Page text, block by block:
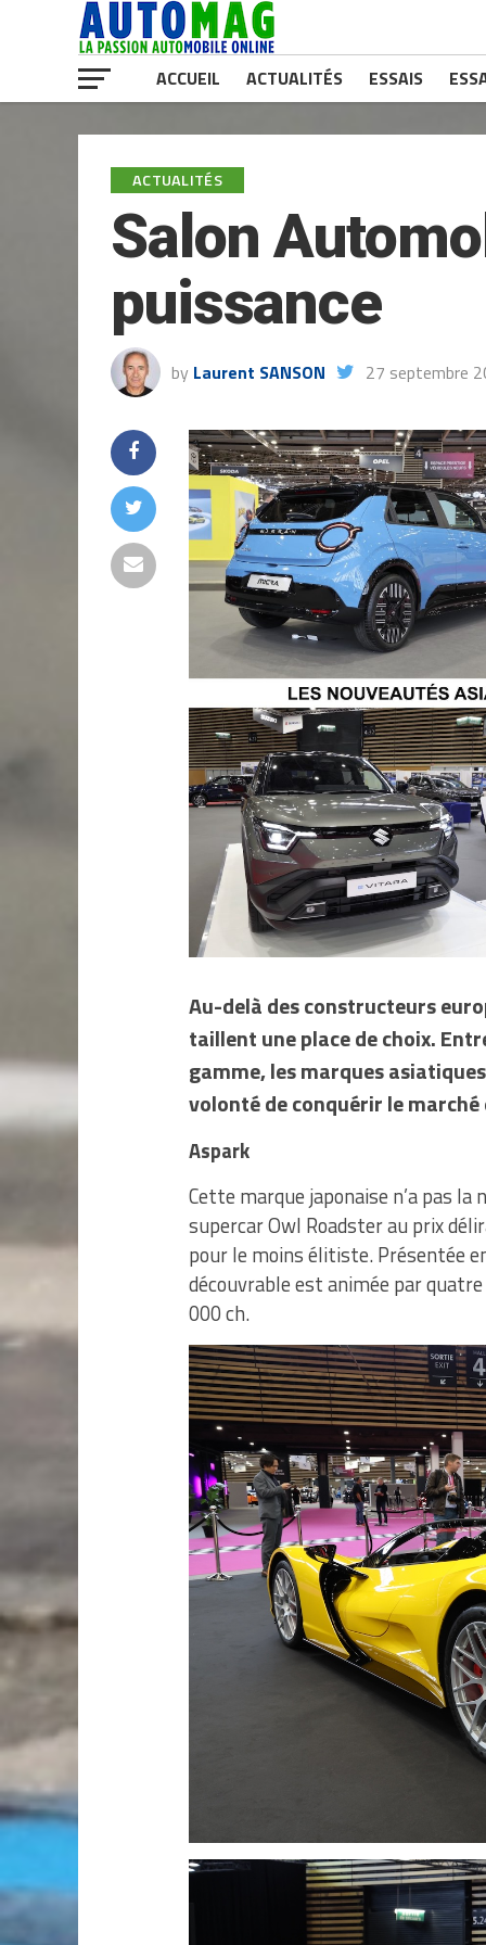
ACCUEIL ACTUALITÉS ESSAIS
ACTUALITÉS
Salon
puissance
by Laurent SANSON 27 septembre
Au-delà des constructeurs
taillent une place de choix.
gamme, les marques
volonté de conquérir le marché
Aspark
Cette marque japonaise n’a pas
supercar Owl Roadster au prix
pour le moins élitiste. Présentée
découvrable est animée par
000 ch.